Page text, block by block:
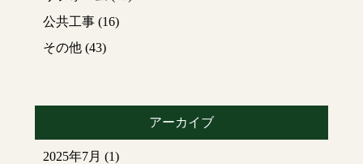
公共工事(16)
その他(43)
アーカイブ
2025年7月 (1)